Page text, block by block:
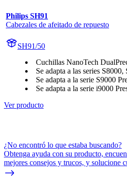
Philips SH91
Cabezales de afeitado de repuesto
SH91/50
Cuchillas NanoTech
Se adapta a las series
Se adapta a la serie S9000
Se adapta a la serie i9000
Ver producto
¿No encontró lo que estaba buscando?
Obtenga ayuda con su producto,
mejores consejos y trucos, y solucione